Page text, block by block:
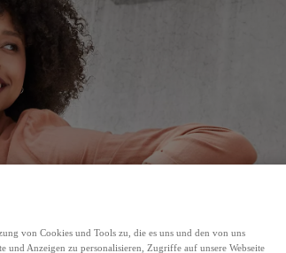
von Cookies und Tools zu, die es uns und den von uns
und Anzeigen zu personalisieren, Zugriffe auf unsere Webseite